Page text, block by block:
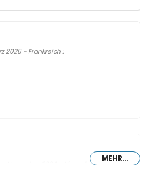
2026 - Frankreich :
November 2024 - Niederlande :
MEHR...